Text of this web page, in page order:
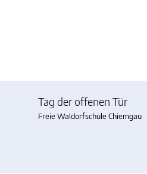
Tag der offenen Tür
Freie Waldorfschule Chiemgau